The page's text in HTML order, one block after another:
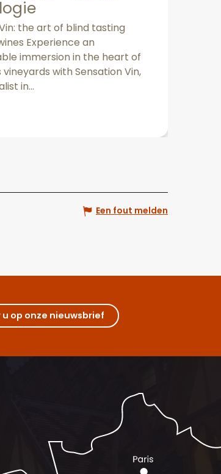
the art of blind tasting
Experience an
immersion in the heart of
vineyards with Sensation Vin,
in...
Een fout melden
op onze nieuwsbrief